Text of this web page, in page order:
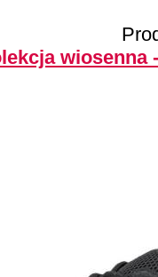
wiosenna